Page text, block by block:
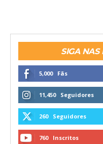
SIGA NAS
5,000 Fãs
11,450 Seguidores
260 Seguidores
760 Inscritos